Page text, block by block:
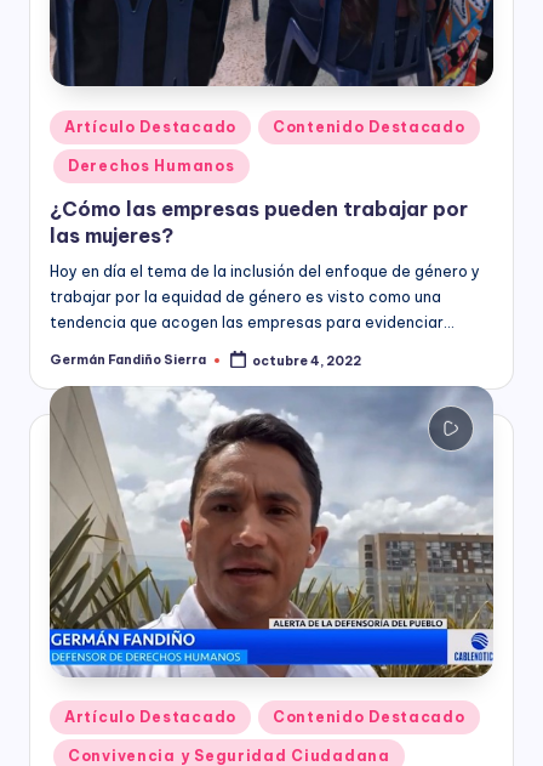
s
F
n
d
a
ci
ó
n
B
o
o
á
M
ía
)
para
las
Instituciones
Educativas,
para
los
Movimientos
Partidos
Políticos,
entidades
del
Sector
Público
nivel
nacional,
departamental
distrital,
los
siguientes
servicios:
Consultoría
especializada
Publicado
en
Artículo Destacado Contenido Destacado
Derechos Humanos
¿Cómo las empresas pueden trabajar por
las mujeres?
Hoy en día el tema de la inclusión del enfoque de género y
trabajar por la equidad de género es visto como una
tendencia que acogen las empresas para evidenciar…
Publicado
Germán Fandiño Sierra octubre 4, 2022
Publicado
en
Artículo Destacado Contenido Destacado
Convivencia y Seguridad Ciudadana